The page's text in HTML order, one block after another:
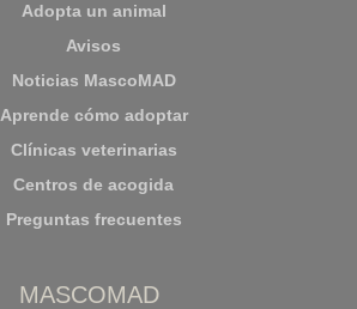
Adopta un animal
Avisos
Noticias MascoMAD
Aprende cómo adoptar
Clínicas veterinarias
Centros de acogida
Preguntas frecuentes
MASCOMAD